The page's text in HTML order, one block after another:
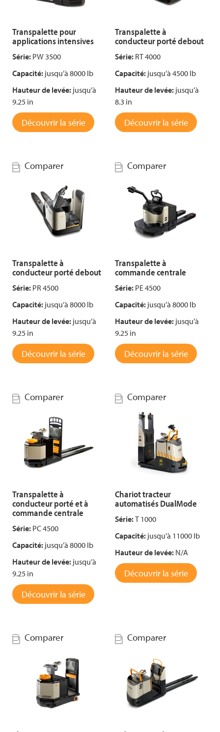
Transpalette pour
applications intensives
Série: PW 3500
Capacité: jusqu’à 8000 lb
Hauteur de levée: jusqu’à
9.25 in
Découvrir la série
Transpalette à
conducteur porté debout
Série: RT 4000
Capacité: jusqu’à 4500 lb
Hauteur de levée: jusqu’à
8.3 in
Découvrir la série
Comparer
Transpalette à
conducteur porté debout
Série: PR 4500
Capacité: jusqu’à 8000 lb
Hauteur de levée: jusqu’à
9.25 in
Découvrir la série
Comparer
Transpalette à
commande centrale
Série: PE 4500
Capacité: jusqu’à 8000 lb
Hauteur de levée: jusqu’à
9.25 in
Découvrir la série
Comparer
Transpalette à
conducteur porté et à
commande centrale
Série: PC 4500
Capacité: jusqu’à 8000 lb
Hauteur de levée: jusqu’à
9.25 in
Découvrir la série
Comparer
Chariot tracteur
automatisés DualMode
Série:T 1000
Capacité: jusqu’à 11000 lb
Hauteur de levée: N/A
Découvrir la série
Comparer Comparer